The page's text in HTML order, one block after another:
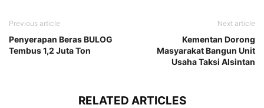
Previous article
Penyerapan Beras BULOG
Tembus 1,2 Juta Ton
Next article
Kementan Dorong
Masyarakat Bangun Unit
Usaha Taksi Alsintan
RELATED ARTICLES